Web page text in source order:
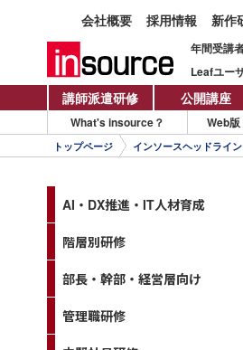
会社概要 採用情報 新作
年間受講
Leafユー
講師派遣研修
公開講座
What's insource？ Web版
トップページ インソースヘッドライ
AI・DX推進・IT人材育成
階層別研修
部長・幹部・経営層向け
管理職研修